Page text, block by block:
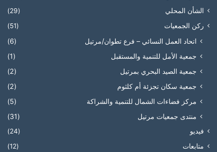
الشأن المحلي
(29)
ركن الجمعيات
(51)
اتحاد العمل النسائي – فرع تطوان/مرتيل
(6)
جمعية الأمل للتنمية والمستقبل
(1)
جمعية الصيد البحري بمرتيل
(2)
جمعية سكان تجزئة أم كلثوم
(2)
مركز فضاءات الشمال للتنمية والشراكة
(5)
منتدى جمعيات مرتيل
(31)
فيديو
(24)
متابعات
(12)